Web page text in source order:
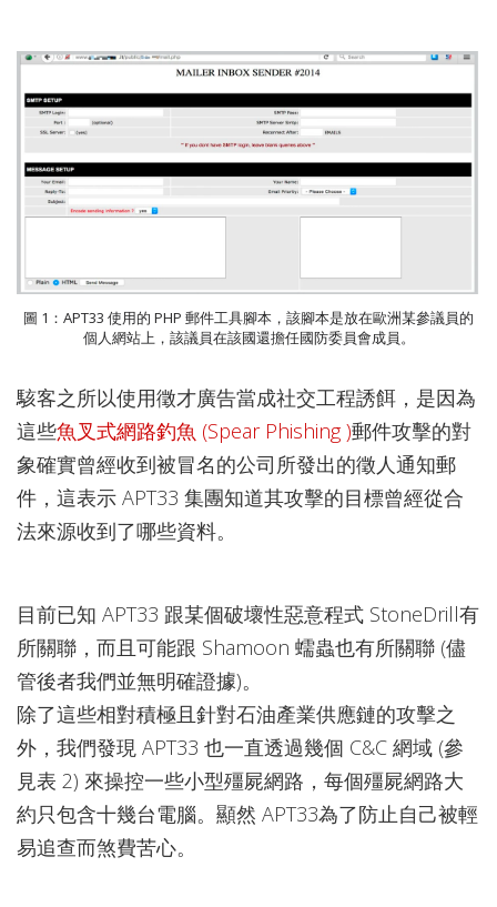
圖 1：APT33 使用的 PHP 郵件工具腳本，該腳本是放在歐洲某參議員的
個人網站上，該議員在該國還擔任國防委員會成員。
駭客之所以使用徵才廣告當成社交工程誘餌，是因為
這些魚叉式網路釣魚 (Spear Phishing )郵件攻擊的對
象確實曾經收到被冒名的公司所發出的徵人通知郵
件，這表示 APT33 集團知道其攻擊的目標曾經從合
法來源收到了哪些資料。
目前已知 APT33 跟某個破壞性惡意程式 StoneDrill有
所關聯，而且可能跟 Shamoon 蠕蟲也有所關聯 (儘
管後者我們並無明確證據)。
除了這些相對積極且針對石油產業供應鏈的攻擊之
外，我們發現 APT33 也一直透過幾個 C&C 網域 (參
見表 2) 來操控一些小型殭屍網路，每個殭屍網路大
約只包含十幾台電腦。顯然 APT33為了防止自己被輕
易追查而煞費苦心。